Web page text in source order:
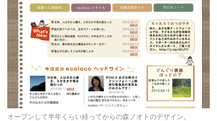
オープンして半年くらい経ってからの森ノオトのデザイン。